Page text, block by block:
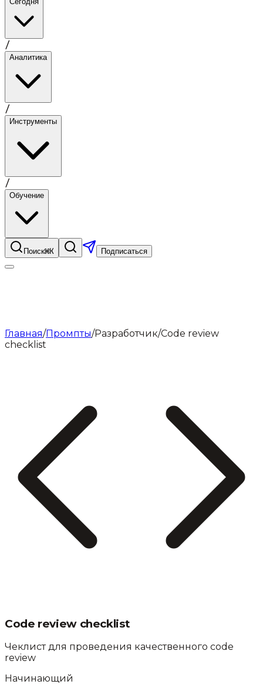
/
Аналитика
/
Инструменты
/
Обучение
Поиск⌘K Подписаться
Главная/Промпты/Разработчик/Code review
checklist
Code review checklist
Чеклист для проведения качественного code
review
Начинающий